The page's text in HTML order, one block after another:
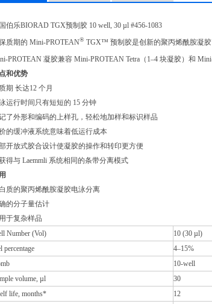
伯乐BIORAD TGX预制胶 10 well, 30 µl #456-1083
质期的 Mini-PROTEAN® TGX™ 预制胶是创新的聚丙烯酰胺凝胶
PROTEAN 凝胶兼容 Mini-PROTEAN Tetra（1–4 块凝胶）和
和优势
期 长达12 个月
运行时间只有短短的 15 分钟
了外形和编码的上样孔，轻松地加样和标识样品
的缓冲液系统意味着低运行成本
开放式胶合设计使凝胶的操作和转印更方便
得与 Laemmli 系统相同的条带分离模式
质的聚丙烯酰胺凝胶电泳分离
的分子量估计
于复杂样品
Number (Vol)
10 (30 µl)
percentage
4–15%
10-well
volume, µl
30
life, months*
12